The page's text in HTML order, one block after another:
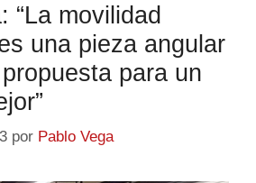
“La movilidad
una pieza angular
para un
por Pablo Vega